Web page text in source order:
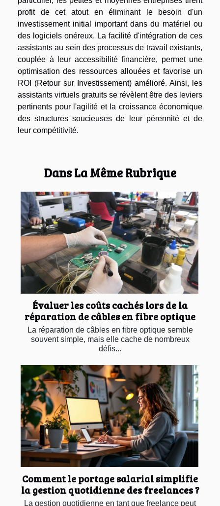
profit de cet atout en éliminant le besoin d'un
investissement initial important dans du matériel ou
des logiciels onéreux. La facilité d'intégration de ces
assistants au sein des processus de travail existants,
couplée à leur accessibilité financière, permet une
optimisation des ressources allouées et favorise un
ROI (Retour sur Investissement) amélioré. Ainsi, les
assistants virtuels gratuits se révèlent être des leviers
pertinents pour l'agilité et la croissance économique
des structures soucieuses de leur pérennité et de
leur compétitivité.
Dans La Même Rubrique
Évaluer les coûts cachés lors de la
réparation de câbles en fibre optique
La réparation de câbles en fibre optique semble
souvent simple, mais elle cache de nombreux
défis...
Comment le portage salarial simplifie
la gestion quotidienne des freelances ?
La gestion quotidienne en tant que freelance peut